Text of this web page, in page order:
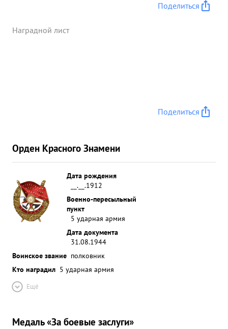
Поделиться
Наградной лист
Поделиться
Орден Красного Знамени
Дата рождения
__.__.1912
Военно-пересыльный
пункт
5 ударная армия
Дата документа
31.08.1944
Воинское звание полковник
Кто наградил 5 ударная армия
Ещё
Медаль «За боевые заслуги»